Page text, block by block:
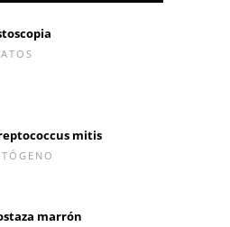
mitis
marrón